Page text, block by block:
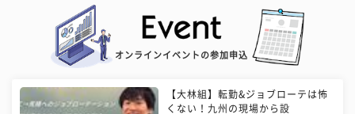
オンラインイベントの参加申込
【大林組】転勤&ジョブローテは怖
くない！九州の現場から設